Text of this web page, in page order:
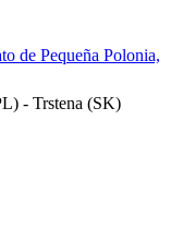
de Pequeña Polonia,
- Trstena (SK)